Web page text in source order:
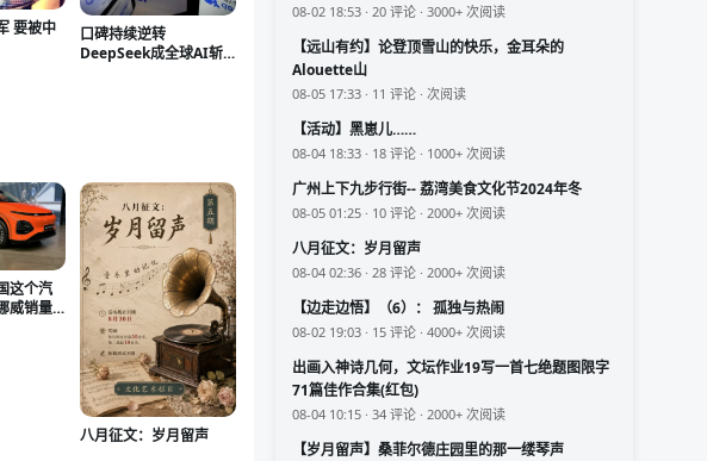
要被中
口碑持续逆转
DeepSeek成全球AI斩
这个汽
威销量
八月征文：岁月留声
08-02 18:53 · 20 评论 · 3000+ 次阅读
【远山有约】论登顶雪山的快乐，金耳朵的
Alouette山
08-05 17:33 · 11 评论 · 次阅读
【活动】黑崽儿……
08-04 18:33 · 18 评论 · 1000+ 次阅读
广州上下九步行街-- 荔湾美食文化节2024年冬
08-05 01:25 · 10 评论 · 2000+ 次阅读
八月征文：岁月留声
08-04 02:36 · 28 评论 · 2000+ 次阅读
【边走边悟】（6）： 孤独与热闹
08-02 19:03 · 15 评论 · 4000+ 次阅读
出画入神诗几何，文坛作业19写一首七绝题图限字
71篇佳作合集(红包)
08-04 10:15 · 34 评论 · 2000+ 次阅读
【岁月留声】桑菲尔德庄园里的那一缕琴声